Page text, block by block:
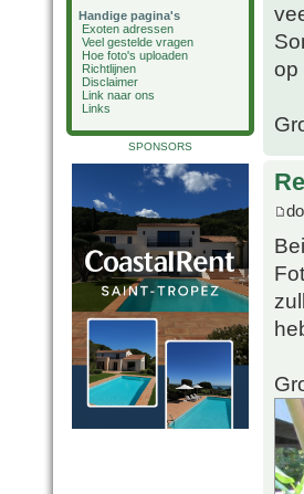
Handige pagina's
Exoten adressen
Veel gestelde vragen
Hoe foto's uploaden
Richtlijnen
Disclaimer
Link naar ons
Links
SPONSORS
op